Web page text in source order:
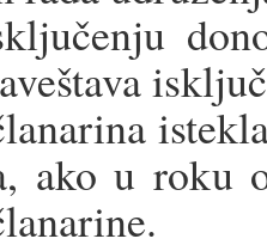
ako u roku